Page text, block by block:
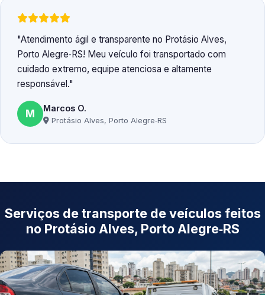
Atendimento ágil e transparente no Protásio Alves,
Porto Alegre‑RS! Meu veículo foi transportado com
cuidado extremo, equipe atenciosa e altamente
responsável.
M Marcos O.
Protásio Alves, Porto Alegre‑RS
Serviços de transporte de veículos feitos
no Protásio Alves, Porto Alegre‑RS